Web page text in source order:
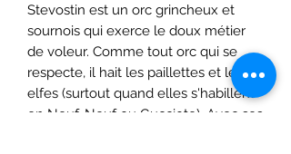
Stevostin est un orc grincheux et
sournois qui exerce le doux métier
de voleur. Comme tout orc qui se
respecte, il hait les paillettes et les
elfes (surtout quand elles s'habillent
en Neuf-Neuf ou Gucciote). Avec ses